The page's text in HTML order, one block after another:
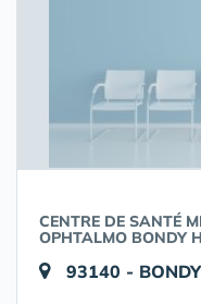
CENTRE DE SANTÉ
OPHTALMO BONDY
93140 - BONDY